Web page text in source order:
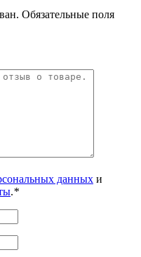
Обязательные поля
данных и
.*